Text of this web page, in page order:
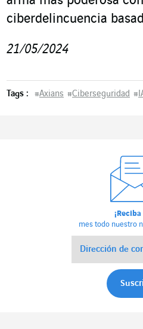
ciberdelincuencia
21/05/2024
Tags : #Axians #Ciberseguridad #
mes todo nuestro